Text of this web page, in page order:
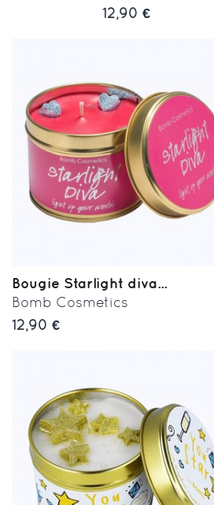
12,90 €
Bougie Starlight diva...
Bomb Cosmetics
12,90 €